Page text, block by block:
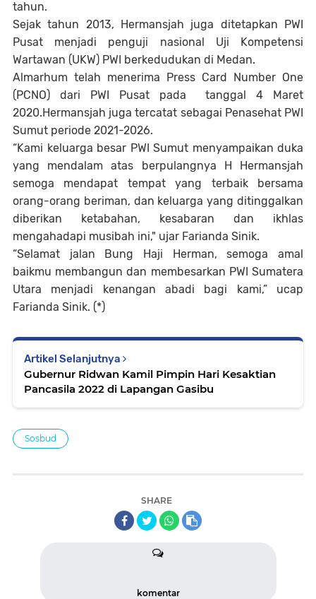
tahun.
Sejak tahun 2013, Hermansjah juga ditetapkan PWI
Pusat menjadi penguji nasional Uji Kompetensi
Wartawan (UKW) PWI berkedudukan di Medan.
Almarhum telah menerima Press Card Number One
(PCNO) dari PWI Pusat pada tanggal 4 Maret
2020.Hermansjah juga tercatat sebagai Penasehat PWI
Sumut periode 2021-2026.
“Kami keluarga besar PWI Sumut menyampaikan duka
yang mendalam atas berpulangnya H Hermansjah
semoga mendapat tempat yang terbaik bersama
orang-orang beriman, dan keluarga yang ditinggalkan
diberikan ketabahan, kesabaran dan ikhlas
mengahadapi musibah ini," ujar Farianda Sinik.
“Selamat jalan Bung Haji Herman, semoga amal
baikmu membangun dan membesarkan PWI Sumatera
Utara menjadi kenangan abadi bagi kami,” ucap
Farianda Sinik. (*)
Artikel Selanjutnya
Gubernur Ridwan Kamil Pimpin Hari Kesaktian
Pancasila 2022 di Lapangan Gasibu
Sosbud
SHARE
komentar